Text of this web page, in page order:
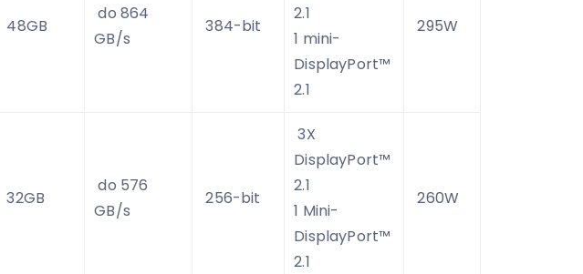
48GB
do 864
GB/s
384-bit
2.1
1 mini-
DisplayPort™
2.1
295W
32GB
do 576
GB/s
256-bit
3X
DisplayPort™
2.1
1 Mini-
DisplayPort™
2.1
260W